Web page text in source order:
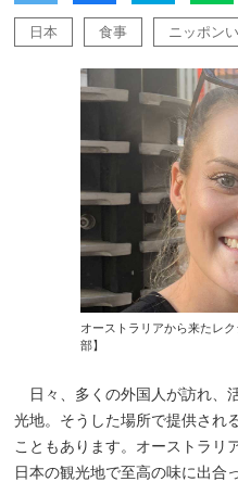
日本 食事 ニッポン
オーストラリアから来たレ
部】
日々、多くの外国人が訪れ、
光地。そうした場所で提供され
こともあります。オーストラリ
日本の観光地で至高の味に出合